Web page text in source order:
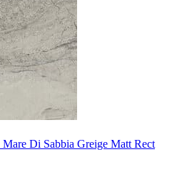
Di Sabbia Greige Matt Rect